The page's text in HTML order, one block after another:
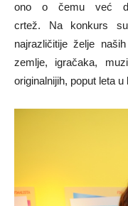
ono o čemu već
crtež. Na konkurs
najrazličitije želje
zemlje, igračaka,
originalnijih, poput leta u